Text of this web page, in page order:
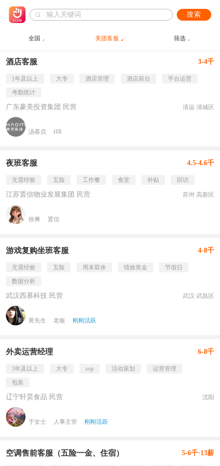
搜索
全国 美团客服 筛选
酒店客服 3-4千
1年及以上 大专 酒店管理 酒店前台
平台运营
考勤统计
广东豪美投资集团 民营 清远·清城区
汤慕贞 HR
夜班客服 4.5-4.6千
无需经验 五险 工作餐 食堂 补贴 回访
江苏置信物业发展集团 民营 苏州·高新区
徐爽 置信
游戏复购坐班客服 4-8千
无需经验 五险 周末双休 绩效奖金
节假日
数据分析
武汉西慕科技 民营 武汉·武昌区
黄先生 老板 刚刚活跃
外卖运营经理 6-8千
3年及以上 大专 sop 活动策划
运营管理
包装
辽宁轩昊食品 民营 沈阳
于女士 人事主管 刚刚活跃
空调售前客服（五险一金、住宿） 5-6千·13薪